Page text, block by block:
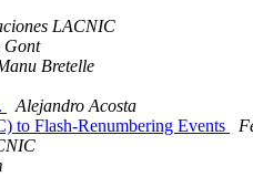
LACNIC
Gont
Bretelle
Alejandro Acosta
to Flash-Renumbering Events